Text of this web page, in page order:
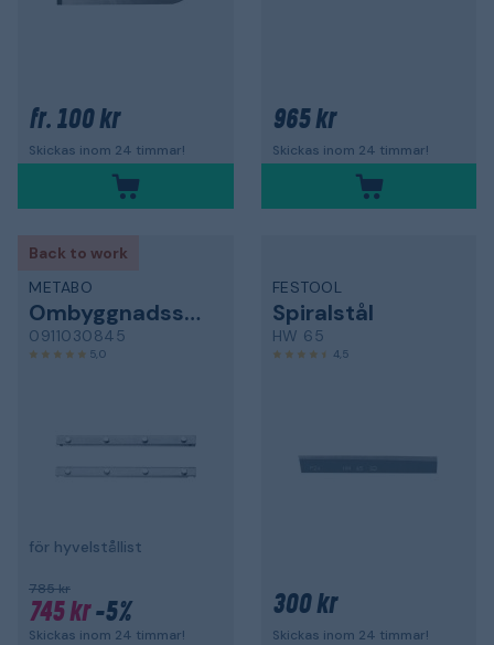
fr. 100 kr
Skickas inom 24 timmar!
965 kr
Skickas inom 24 timmar!
Back to work
METABO
Ombyggnadssats
0911030845
5,0
för hyvelstållist
785 kr
745 kr-5%
Skickas inom 24 timmar!
FESTOOL
Spiralstål
HW 65
4,5
300 kr
Skickas inom 24 timmar!